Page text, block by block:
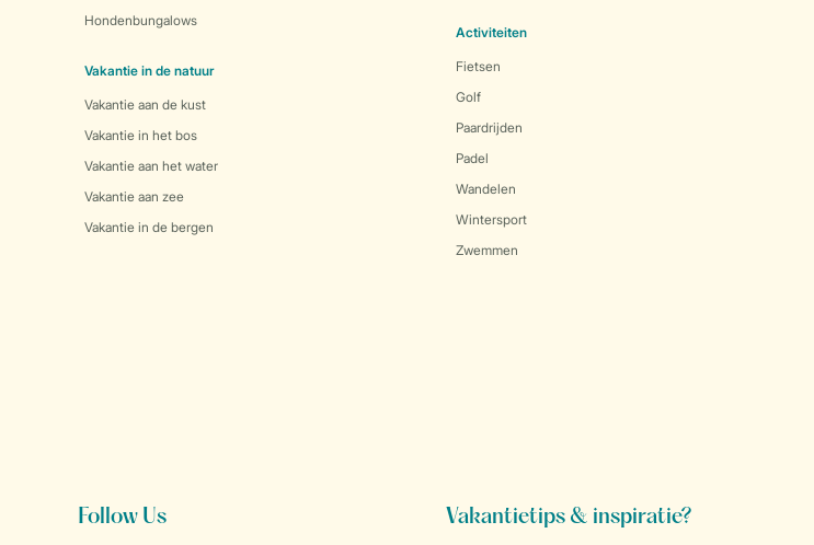
Hondenbungalows
Vakantie in de natuur
Vakantie aan de kust
Vakantie in het bos
Vakantie aan het water
Vakantie aan zee
Vakantie in de bergen
Activiteiten
Fietsen
Golf
Paardrijden
Padel
Wandelen
Wintersport
Zwemmen
Follow Us Vakantietips & inspiratie?